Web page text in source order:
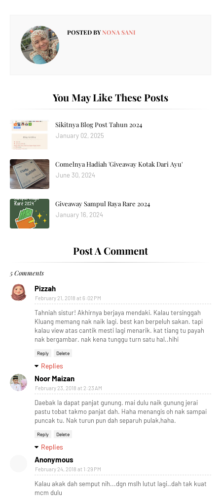
POSTED BYNONA SANI
You May Like These Posts
Sikitnya Blog Post Tahun 2024
January 02, 2025
Comelnya Hadiah 'Giveaway Kotak Dari Ayu'
June 30, 2024
Giveaway Sampul Raya Rare 2024
January 16, 2024
Post A Comment
5 Comments
Pizzah
February 21, 2018 at 6:02 PM
Tahniah sistur! Akhirnya berjaya mendaki. Kalau tersinggah
Kluang memang nak naik lagi. best kan berpeluh sakan. tapi
kalau view atas cantik mesti lagi menarik. kat tiang tu payah
nak bergambar. nak kena tunggu turn satu hal..hihi
Reply Delete
Replies
Noor Maizan
February 23, 2018 at 2:23 AM
Daebak la dapat panjat gunung. mai dulu naik gunung jerai
pastu tobat takmo panjat dah. Haha menangis oh nak sampai
puncak tu. Nak turun pun dah separuh pulak,haha.
Reply Delete
Replies
Anonymous
February 24, 2018 at 1:29 PM
Kalau akak dah semput nih...dgn mslh lutut lagi..dah tak kuat
mcm dulu